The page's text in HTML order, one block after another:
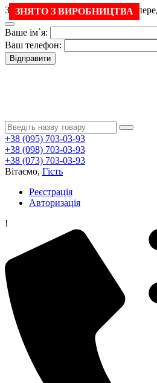
Залиште свій номер і менеджер
Ваше ім`я:
Ваш телефон:
Відправити
+38 (095) 703-03-93
+38 (098) 703-03-93
+38 (073) 703-03-93
Вітаємо, Гість
Реєстрація
Авторизація
!
ЗНЯТО З ВИРОБНИЦТВА